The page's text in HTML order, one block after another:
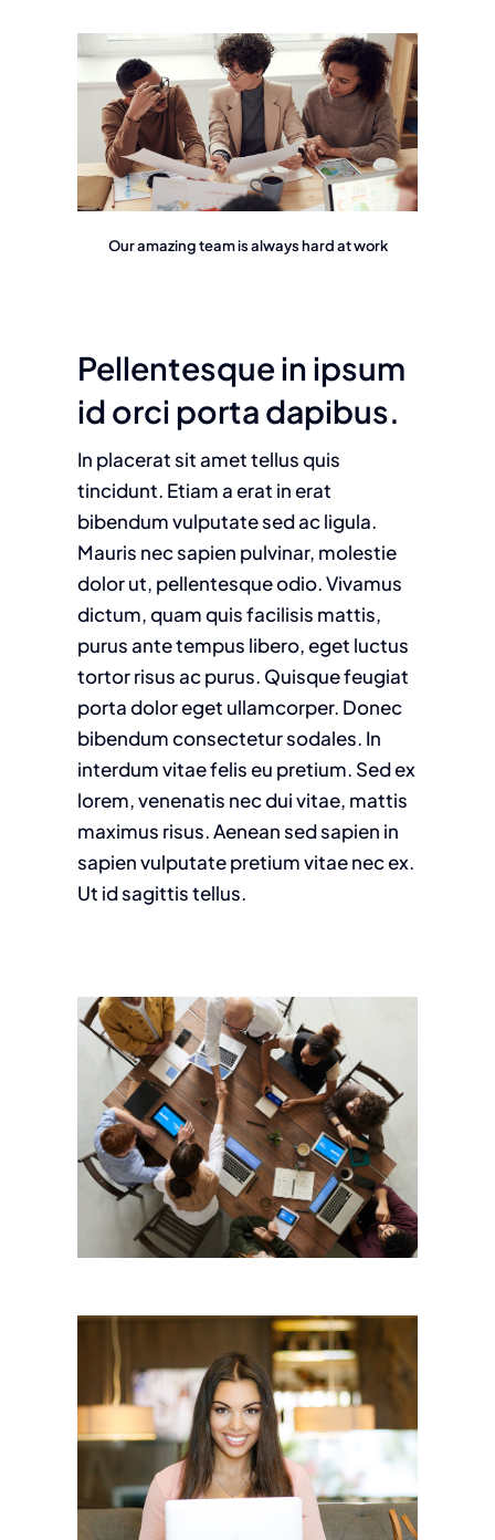
Our amazing team is always hard at work
Pellentesque in ipsum
id orci porta dapibus.
In placerat sit amet tellus quis
tincidunt. Etiam a erat in erat
bibendum vulputate sed ac ligula.
Mauris nec sapien pulvinar, molestie
dolor ut, pellentesque odio. Vivamus
dictum, quam quis facilisis mattis,
purus ante tempus libero, eget luctus
tortor risus ac purus. Quisque feugiat
porta dolor eget ullamcorper. Donec
bibendum consectetur sodales. In
interdum vitae felis eu pretium. Sed ex
lorem, venenatis nec dui vitae, mattis
maximus risus. Aenean sed sapien in
sapien vulputate pretium vitae nec ex.
Ut id sagittis tellus.